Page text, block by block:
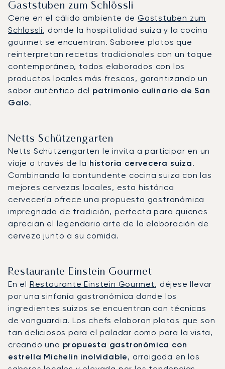
Gaststuben zum Schlössli
Cene en el cálido ambiente deGaststuben zum
Schlössli, donde la hospitalidad suiza y la cocina
gourmet se encuentran. Saboree platos que
reinterpretan recetas tradicionales con un toque
contemporáneo, todos elaborados con los
productos locales más frescos, garantizando un
sabor auténtico del patrimonio culinario de San
Galo.
Netts Schützengarten
Netts Schützengarten le invita a participar en un
viaje a través de la historia cervecera suiza.
Combinando la contundente cocina suiza con las
mejores cervezas locales, esta histórica
cervecería ofrece una propuesta gastronómica
impregnada de tradición, perfecta para quienes
aprecian el legendario arte de la elaboración de
cerveza junto a su comida.
Restaurante Einstein Gourmet
En el Restaurante Einstein Gourmet, déjese llevar
por una sinfonía gastronómica donde los
ingredientes suizos se encuentran con técnicas
de vanguardia. Los chefs elaboran platos que son
tan deliciosos para el paladar como para la vista,
creando una propuesta gastronómica con
estrella Michelin inolvidable, arraigada en los